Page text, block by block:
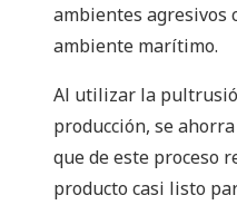
ambientes agresivos
ambiente marítimo.
Al utilizar la
producción, se ahorra
que de este proceso
producto casi listo